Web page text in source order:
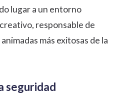
lugar a un entorno
responsable de
más exitosas de la
seguridad